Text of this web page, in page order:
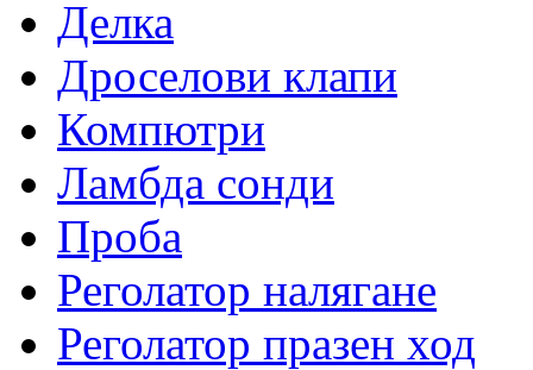
Делка
Дроселови клапи
Компютри
Ламбда сонди
Проба
Реголатор налягане
Реголатор празен ход